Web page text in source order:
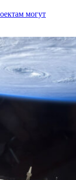
могут